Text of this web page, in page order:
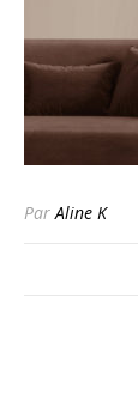
ParAline K